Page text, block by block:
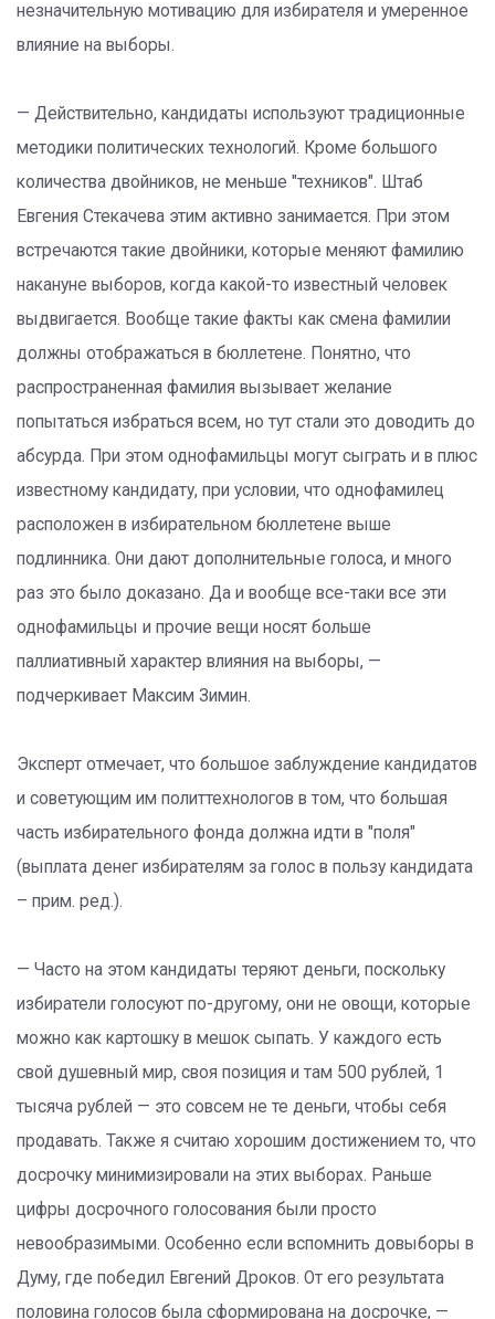
незначительную мотивацию для избирателя и умеренное
влияние на выборы.
— Действительно, кандидаты используют традиционные
методики политических технологий. Кроме большого
количества двойников, не меньше "техников". Штаб
Евгения Стекачева этим активно занимается. При этом
встречаются такие двойники, которые меняют фамилию
накануне выборов, когда какой-то известный человек
выдвигается. Вообще такие факты как смена фамилии
должны отображаться в бюллетене. Понятно, что
распространенная фамилия вызывает желание
попытаться избраться всем, но тут стали это доводить до
абсурда. При этом однофамильцы могут сыграть и в плюс
известному кандидату, при условии, что однофамилец
расположен в избирательном бюллетене выше
подлинника. Они дают дополнительные голоса, и много
раз это было доказано. Да и вообще все-таки все эти
однофамильцы и прочие вещи носят больше
паллиативный характер влияния на выборы, —
подчеркивает Максим Зимин.
Эксперт отмечает, что большое заблуждение кандидатов
и советующим им политтехнологов в том, что большая
часть избирательного фонда должна идти в "поля"
(выплата денег избирателям за голос в пользу кандидата
– прим. ред.).
— Часто на этом кандидаты теряют деньги, поскольку
избиратели голосуют по-другому, они не овощи, которые
можно как картошку в мешок сыпать. У каждого есть
свой душевный мир, своя позиция и там 500 рублей, 1
тысяча рублей — это совсем не те деньги, чтобы себя
продавать. Также я считаю хорошим достижением то, что
досрочку минимизировали на этих выборах. Раньше
цифры досрочного голосования были просто
невообразимыми. Особенно если вспомнить довыборы в
Думу, где победил Евгений Дроков. От его результата
половина голосов была сформирована на досрочке, —